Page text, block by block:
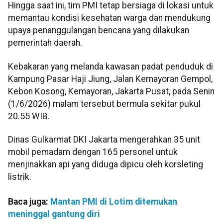
Hingga saat ini, tim PMI tetap bersiaga di lokasi untuk
memantau kondisi kesehatan warga dan mendukung
upaya penanggulangan bencana yang dilakukan
pemerintah daerah.
Kebakaran yang melanda kawasan padat penduduk di
Kampung Pasar Haji Jiung, Jalan Kemayoran Gempol,
Kebon Kosong, Kemayoran, Jakarta Pusat, pada Senin
(1/6/2026) malam tersebut bermula sekitar pukul
20.55 WIB.
Dinas Gulkarmat DKI Jakarta mengerahkan 35 unit
mobil pemadam dengan 165 personel untuk
menjinakkan api yang diduga dipicu oleh korsleting
listrik.
Baca juga: Mantan PMI di Lotim ditemukan
meninggal gantung diri